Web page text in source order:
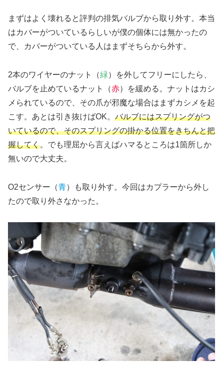
まずはよく壊れると評判の排気バルブから取り外す。本当
はカバーがついているらしいが僕の個体には無かったの
で、カバーがついている人はまずそちらから外す。
2本のワイヤーのナット（緑）を外してフリーにしたら、
バルブを止めているナット（赤）を緩める。ナットはカシ
メられているので、その爪が邪魔な場合はまずカシメを起
こす。あとは引き抜けばOK。 バルブにはスプリングがつ
いているので、そのスプリングの掛かる位置をきちんと把
握してく。でも理屈から言えばハマるところは1箇所しか
無いので大丈夫。
O2センサー（青）も取り外す。今回はカプラーから外し
たので取り外さなかった。